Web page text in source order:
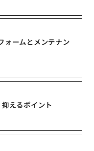
ォームとメンテナン
えるポイント